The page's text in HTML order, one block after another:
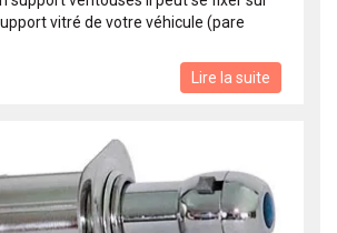
vitré de votre véhicule (pare
Lire la suite